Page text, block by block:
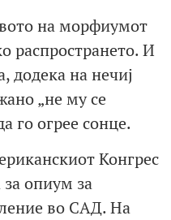
на морфиумот
распространето. И
додека на нечиј
„не му се
го огрее сонце.
Конгрес
за опиум за
во САД. На